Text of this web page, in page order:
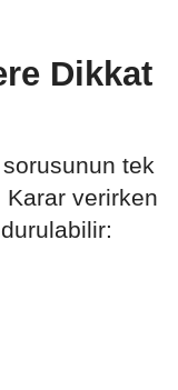
Dikkat
tek
Karar verirken